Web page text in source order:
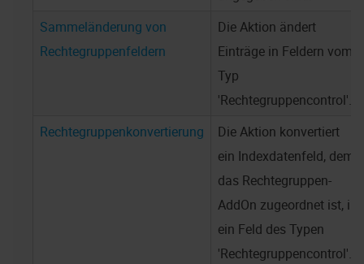
Sammeländerung von
Rechtegruppenfeldern
Die Aktion ändert
Einträge in Feldern vom
Typ
'Rechtegruppencontrol'.
Rechtegruppenkonvertierung
Die Aktion konvertiert
ein Indexdatenfeld, dem
das Rechtegruppen-
AddOn zugeordnet ist, in
ein Feld des Typen
'Rechtegruppencontrol'.